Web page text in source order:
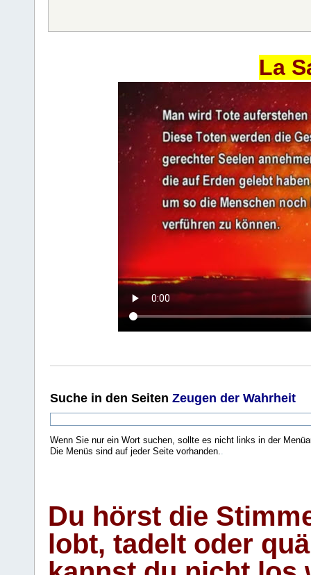
La
Suche in den Seiten Zeugen der Wahrheit
Wenn Sie nur ein Wort suchen, sollte es nicht links in der
Die Menüs sind auf jeder Seite vorhanden.
Du hörst die
lobt, tadelt oder